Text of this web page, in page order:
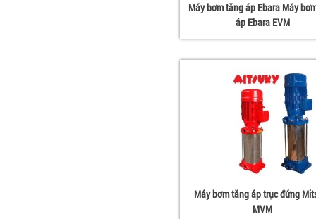
Máy bơm tăng áp Ebara Máy
áp Ebara EVM
Máy bơm tăng áp trục đứng
MVM